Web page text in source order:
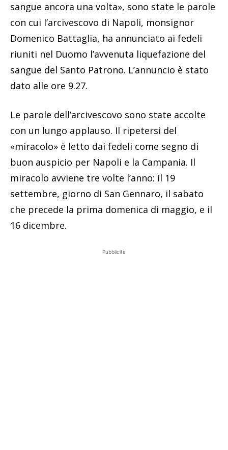
sangue ancora una volta», sono state le parole
con cui l’arcivescovo di Napoli, monsignor
Domenico Battaglia, ha annunciato ai fedeli
riuniti nel Duomo l’avvenuta liquefazione del
sangue del Santo Patrono. L’annuncio è stato
dato alle ore 9.27.
Le parole dell’arcivescovo sono state accolte
con un lungo applauso. Il ripetersi del
«miracolo» è letto dai fedeli come segno di
buon auspicio per Napoli e la Campania. Il
miracolo avviene tre volte l’anno: il 19
settembre, giorno di San Gennaro, il sabato
che precede la prima domenica di maggio, e il
16 dicembre.
Pubblicità